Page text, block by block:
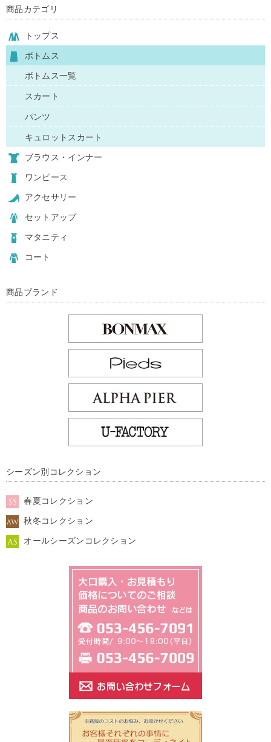
商品カテゴリ
トップス
ボトムス
ボトムス一覧
スカート
パンツ
キュロットスカート
ブラウス・インナー
ワンピース
アクセサリー
セットアップ
マタニティ
コート
商品ブランド
シーズン別コレクション
春夏コレクション
秋冬コレクション
オールシーズンコレクション